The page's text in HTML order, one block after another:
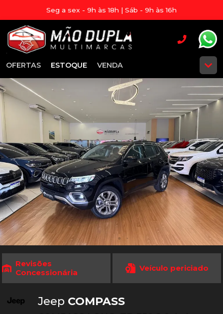
Seg a sex - 9h às 18h | Sáb - 9h às 16h
OFERTAS ESTOQUE VENDA
Revisões
Concessionária
Veículo periciado
Jeep COMPASS